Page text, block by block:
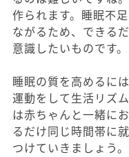
作られます。睡眠不
ながるため、できる
意識したいものです。
睡眠の質を高めるに
運動をして生活リズ
は赤ちゃんと一緒に
るだけ同じ時間帯に
つけていきましょう。